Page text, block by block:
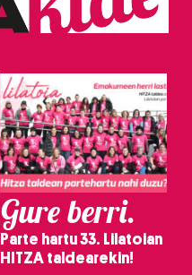
Gure berri.
Parte hartu 33. Lilatoian
HITZA taldearekin!